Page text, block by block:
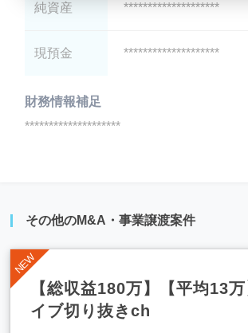
純資産 ********************
現預金 ********************
財務情報補足
********************
その他のM&A・事業譲渡案件
【総収益180万】【平均13
イブ切り抜きch